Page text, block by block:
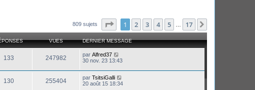
809 sujets Page sur17
1 2 3 4 5 17
VUES DERNIER MESSAGE
133 247982 par Alfred37
30 nov. 23 13:43
130 255404 par TsitsiGalli
20 août 15 18:34